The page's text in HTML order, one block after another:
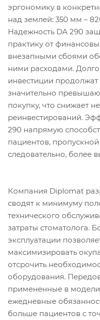
эргономику в
над землей: 350 мм –
Надежность DA 290
практику от
внезапными сбоями
ними расходами.
инвестиции
значительно
покупку, что снижает
реинвестирований.
290 напрямую
пациентов,
следовательно, более
Компания Diplomat
сводят к минимуму
технического
затраты стоматолога.
эксплуатации
максимизировать
отсрочить
оборудования.
примененные в
ежедневные
больше пациентов с